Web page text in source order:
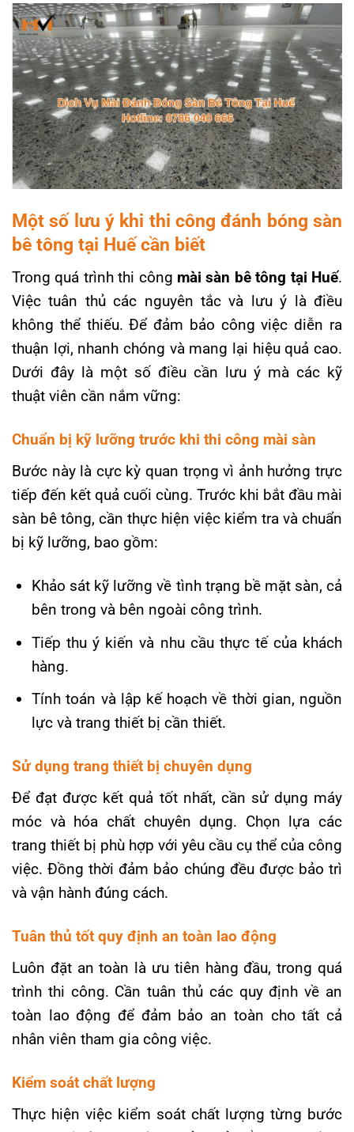
Một số lưu ý khi thi công đánh bóng sàn
bê tông tại Huế cần biết
Trong quá trình thi công mài sàn bê tông tại Huế.
Việc tuân thủ các nguyên tắc và lưu ý là điều
không thể thiếu. Để đảm bảo công việc diễn ra
thuận lợi, nhanh chóng và mang lại hiệu quả cao.
Dưới đây là một số điều cần lưu ý mà các kỹ
thuật viên cần nắm vững:
Chuẩn bị kỹ lưỡng trước khi thi công mài sàn
Bước này là cực kỳ quan trọng vì ảnh hưởng trực
tiếp đến kết quả cuối cùng. Trước khi bắt đầu mài
sàn bê tông, cần thực hiện việc kiểm tra và chuẩn
bị kỹ lưỡng, bao gồm:
Khảo sát kỹ lưỡng về tình trạng bề mặt sàn, cả
bên trong và bên ngoài công trình.
Tiếp thu ý kiến và nhu cầu thực tế của khách
hàng.
Tính toán và lập kế hoạch về thời gian, nguồn
lực và trang thiết bị cần thiết.
Sử dụng trang thiết bị chuyên dụng
Để đạt được kết quả tốt nhất, cần sử dụng máy
móc và hóa chất chuyên dụng. Chọn lựa các
trang thiết bị phù hợp với yêu cầu cụ thể của công
việc. Đồng thời đảm bảo chúng đều được bảo trì
và vận hành đúng cách.
Tuân thủ tốt quy định an toàn lao động
Luôn đặt an toàn là ưu tiên hàng đầu, trong quá
trình thi công. Cần tuân thủ các quy định về an
toàn lao động để đảm bảo an toàn cho tất cả
nhân viên tham gia công việc.
Kiểm soát chất lượng
Thực hiện việc kiểm soát chất lượng từng bước